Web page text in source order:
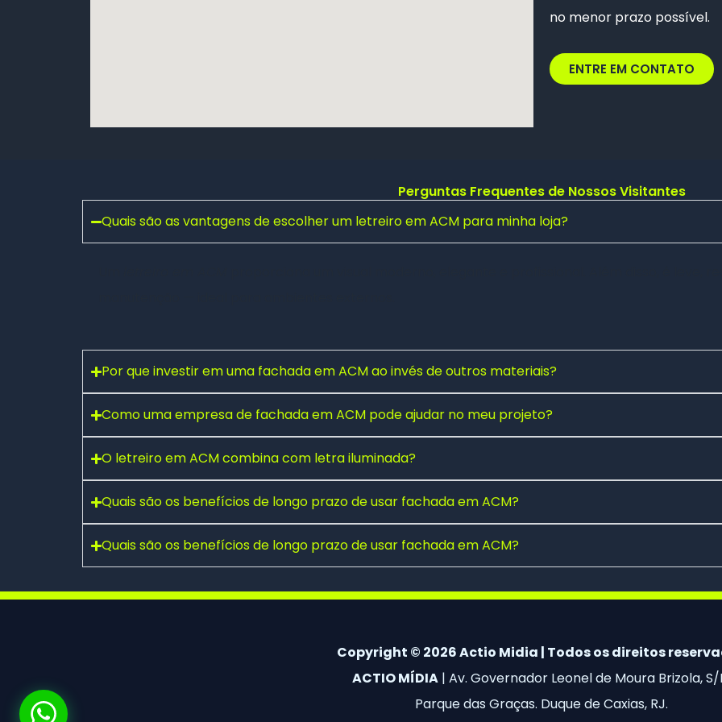
no menor prazo possível.
ENTRE EM CONTATO
Perguntas Frequentes de Nossos Visitantes
Quais são as vantagens de escolher um letreiro em ACM para minha loja?
Por que investir em uma fachada em ACM ao invés de outros materiais?
Como uma empresa de fachada em ACM pode ajudar no meu projeto?
O letreiro em ACM combina com letra iluminada?
Quais são os benefícios de longo prazo de usar fachada em ACM?
Quais são os benefícios de longo prazo de usar fachada em ACM?
Copyright © 2026 Actio Midia | Todos os direitos
ACTIO MÍDIA | Av. Governador Leonel de Moura Brizola, S/
Parque das Graças. Duque de Caxias, RJ.
Preencha seus dados e falaremos agora!
(opcional)
Seu WhatsApp*